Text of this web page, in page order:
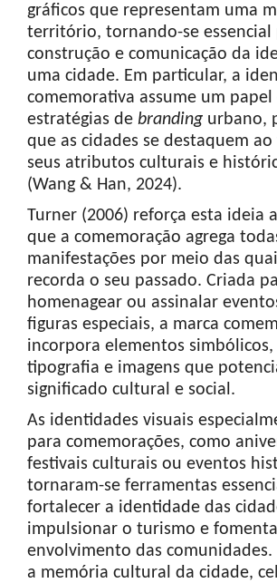
gráficos que representam uma
território, tornando-se essencial
construção e comunicação da
uma cidade. Em particular, a
comemorativa assume um papel
estratégias de branding urbano,
que as cidades se destaquem
seus atributos culturais e
(Wang & Han, 2024).
Turner (2006) reforça esta ideia
que a comemoração agrega
manifestações por meio das
recorda o seu passado. Criada
homenagear ou assinalar
figuras especiais, a marca
incorpora elementos simbólicos,
tipografia e imagens que
significado cultural e social.
As identidades visuais
para comemorações, como
festivais culturais ou eventos
tornaram-se ferramentas
fortalecer a identidade das
impulsionar o turismo e
envolvimento das comunidades.
a memória cultural da cidade,